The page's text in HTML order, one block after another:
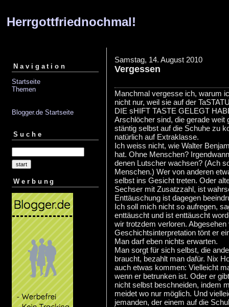
Herrgottfriednochmal!
Navigation
Startseite
Themen
Blogger.de Startseite
Suche
Werbung
Samstag, 14. August 2010
Vergessen
Manchmal vergesse ich, warum
nicht nur, weil sie auf der
DIE sHIFT TASTE GELEGT
Arschlöcher sind, die gerade weit
stäntig selbst auf die Schuhe zu
natürlich auf Extraklasse.
Ich weiss nicht, wie Walter
hat. Ohne Menschen?
denen Lutscher wachsen? (Ach
Menschen.) Wer von anderen
selbst ins Gesicht treten. Oder
Sechser mit Zusatzzahl, ist
Enttäuschung ist dagegen
Ich soll mich nicht so aufregen,
enttäuscht und ist enttäuscht
wir trotzdem verloren.
Geschichtsinterpretation tönt er
Man darf eben nichts erwarten.
Man sorgt für sich selbst, die
braucht, bezahlt man dafür. Nix
auch etwas kommen: Vielleicht
wenn er betrunken ist. Oder er
nicht selbst beschneiden, indem
meidet wo nur möglich. Und
jemanden, der einem auf die